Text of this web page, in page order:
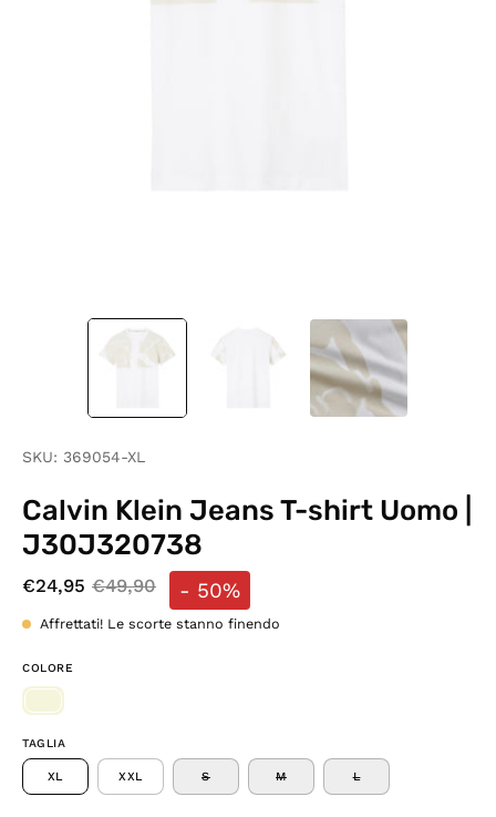
SKU: 369054-XL
Calvin Klein Jeans T-shirt Uomo |
J30J320738
€24,95 €49,90 - 50%
Affrettati! Le scorte stanno finendo
COLORE
TAGLIA
XL XXL S M L